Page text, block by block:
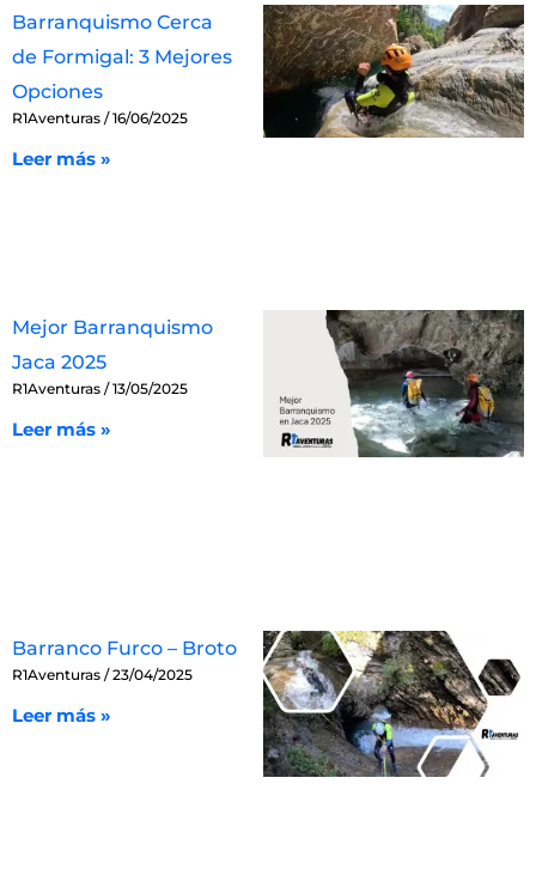
Barranquismo Cerca
de Formigal: 3 Mejores
Opciones
R1Aventuras 16/06/2025
Leer más »
Mejor Barranquismo
Jaca 2025
R1Aventuras 13/05/2025
Leer más »
Barranco Furco – Broto
R1Aventuras 23/04/2025
Leer más »